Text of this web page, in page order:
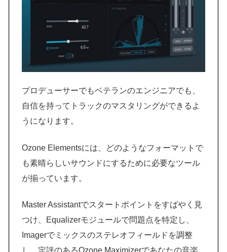
プロデューサーでもベテランのエンジニアでも、
自信を持ってトラックのマスタリングができるよ
うになります。
Ozone Elementsには、どのようなフォーマットで
も素晴らしいサウンドにするために必要なツール
が揃っています。
Master Assistantでスタートポイントをすばやく見
つけ、Equalizerモジュールで問題点を特定し、
Imagerでミックスのステレオフィールドを調整